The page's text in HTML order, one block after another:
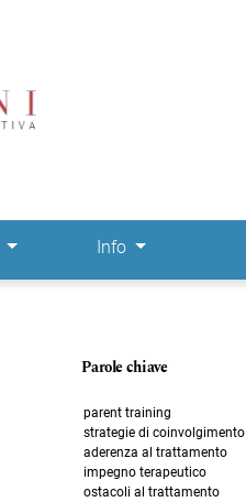
Info
Parole chiave
parent training
strategie di coinvolgimento
aderenza al trattamento
impegno terapeutico
ostacoli al trattamento